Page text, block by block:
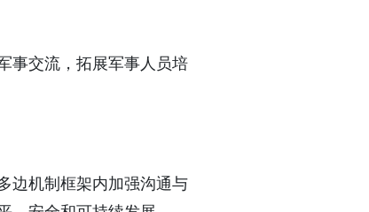
事交流，拓展军事人员培
边机制框架内加强沟通与